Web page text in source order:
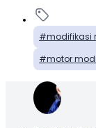
modifikasi
motor